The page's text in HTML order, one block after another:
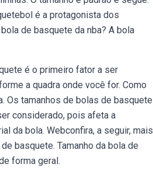
é a protagonista dos
de basquete da nba? A bola
é o primeiro fator a ser
a quadra onde você for. Como
Os tamanhos de bolas de basquete
considerado, pois afeta a
da bola. Webconfira, a seguir, mais
basquete. Tamanho da bola de
forma geral.